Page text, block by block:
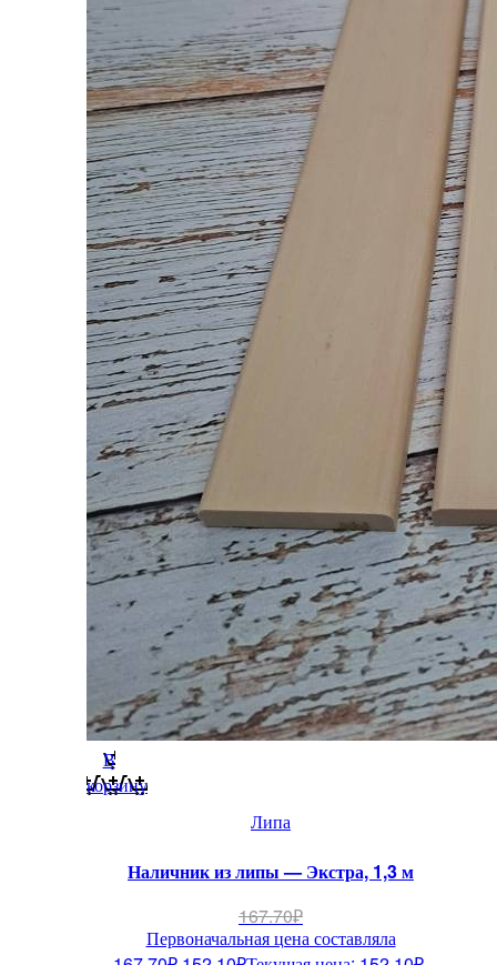
В
корзину
Липа
Наличник из липы — Экстра, 1,3 м
167.70₽
Первоначальная цена составляла